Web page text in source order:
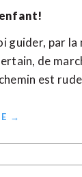
guider, par la
de
est
→